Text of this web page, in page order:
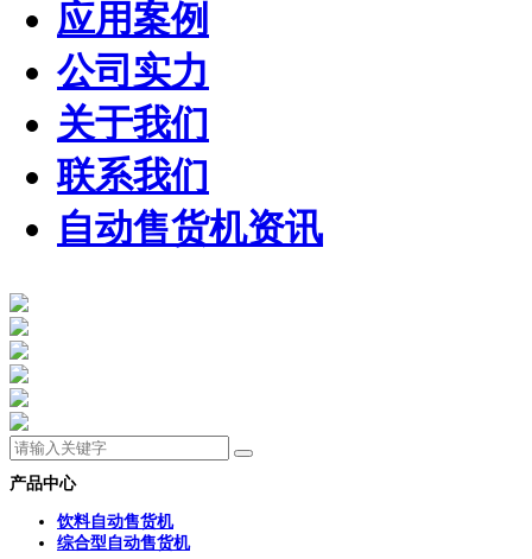
应用案例
公司实力
关于我们
联系我们
自动售货机资讯
产品中心
饮料自动售货机
综合型自动售货机